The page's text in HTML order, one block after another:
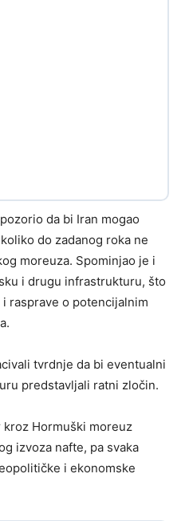
da bi Iran mogao
do zadanog roka ne
moreuza. Spominjao je i
i drugu infrastrukturu, što
rasprave o potencijalnim
tvrdnje da bi eventualni
predstavljali ratni zločin.
Hormuški moreuz
izvoza nafte, pa svaka
i ekonomske